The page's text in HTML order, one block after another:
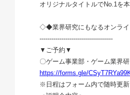
オリジナルタイトルでNo.1を
◇◆業界研究にもなるオンラ
-------------------------------------
▼ご予約▼
〇ゲーム事業部・ゲーム業界
https://forms.gle/
※日程はフォーム内で随時更新